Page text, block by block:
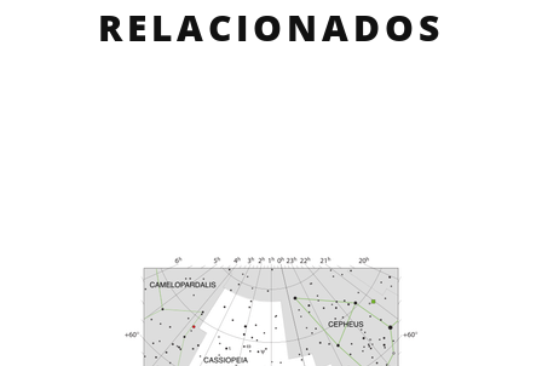
RELACIONADOS